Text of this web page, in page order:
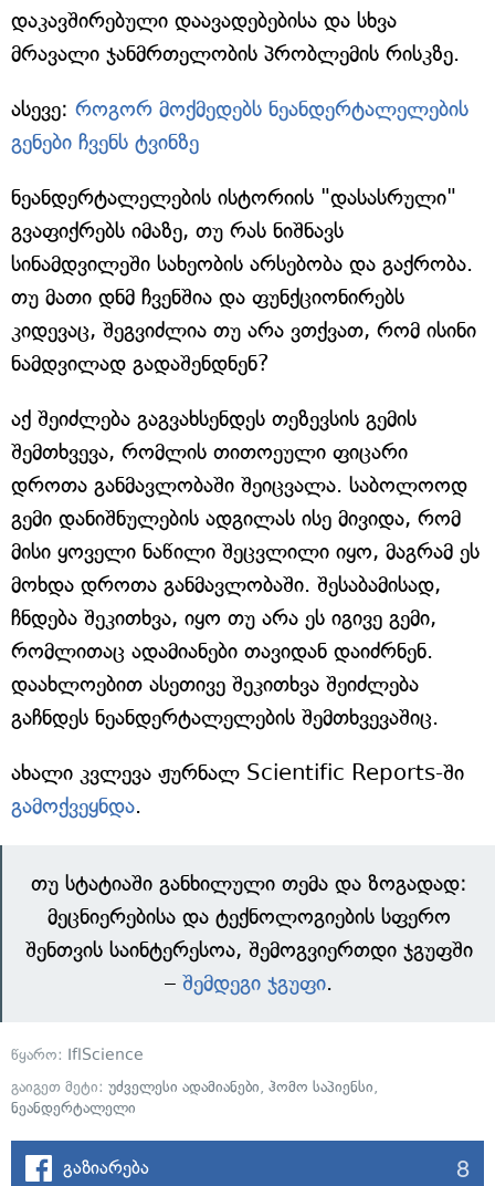
დაკავშირებული დაავადებებისა და სხვა
მრავალი ჯანმრთელობის პრობლემის რისკზე.
ასევე: როგორ მოქმედებს ნეანდერტალელების
გენები ჩვენს ტვინზე
ნეანდერტალელების ისტორიის "დასასრული"
გვაფიქრებს იმაზე, თუ რას ნიშნავს
სინამდვილეში სახეობის არსებობა და გაქრობა.
თუ მათი დნმ ჩვენშია და ფუნქციონირებს
კიდევაც, შეგვიძლია თუ არა ვთქვათ, რომ ისინი
ნამდვილად გადაშენდნენ?
აქ შეიძლება გაგვახსენდეს თეზევსის გემის
შემთხვევა, რომლის თითოეული ფიცარი
დროთა განმავლობაში შეიცვალა. საბოლოოდ
გემი დანიშნულების ადგილას ისე მივიდა, რომ
მისი ყოველი ნაწილი შეცვლილი იყო, მაგრამ ეს
მოხდა დროთა განმავლობაში. შესაბამისად,
ჩნდება შეკითხვა, იყო თუ არა ეს იგივე გემი,
რომლითაც ადამიანები თავიდან დაიძრნენ.
დაახლოებით ასეთივე შეკითხვა შეიძლება
გაჩნდეს ნეანდერტალელების შემთხვევაშიც.
ახალი კვლევა ჟურნალ Scientific Reports-ში
გამოქვეყნდა.
თუ სტატიაში განხილული თემა და ზოგადად:
მეცნიერებისა და ტექნოლოგიების სფერო
შენთვის საინტერესოა, შემოგვიერთდი ჯგუფში
– შემდეგი ჯგუფი.
წყარო: IflScience
გაიგეთ მეტი: უძველესი ადამიანები, ჰომო საპიენსი,
ნეანდერტალელი
გაზიარება 8